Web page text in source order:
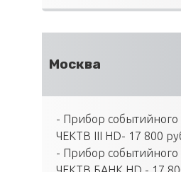
Москва
- Прибор событийного
ЧЕКТВ III HD- 17 800
- Прибор событийного